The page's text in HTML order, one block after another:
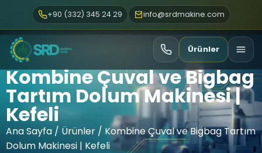
+90 (332) 345 24 29 info@srdmakine.com
Ürünler
Kombine Çuval ve Bigbag
Tartım Dolum Makinesi |
Kefeli
Ana Sayfa / Ürünler / Kombine Çuval ve Bigbag Tartım
Dolum Makinesi | Kefeli